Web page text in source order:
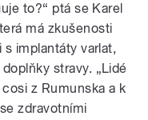
to?“ ptá se Karel
má zkušenosti
implantáty varlat,
stravy. „Lidé
z Rumunska a k
zdravotními